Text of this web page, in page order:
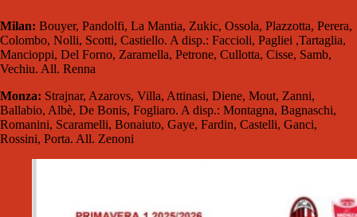
Milan: Bouyer, Pandolfi, La Mantia, Zukic, Ossola, Plazzotta, Perera,
Colombo, Nolli, Scotti, Castiello. A disp.: Faccioli, Pagliei ,Tartaglia,
Mancioppi, Del Forno, Zaramella, Petrone, Cullotta, Cisse, Samb,
Vechiu. All. Renna
Monza: Strajnar, Azarovs, Villa, Attinasi, Diene, Mout, Zanni,
Ballabio, Albè, De Bonis, Fogliaro. A disp.: Montagna, Bagnaschi,
Romanini, Scaramelli, Bonaiuto, Gaye, Fardin, Castelli, Ganci,
Rossini, Porta. All. Zenoni